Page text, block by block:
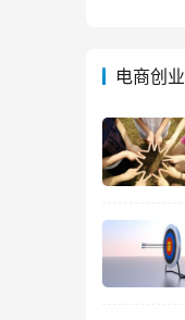
电商创业